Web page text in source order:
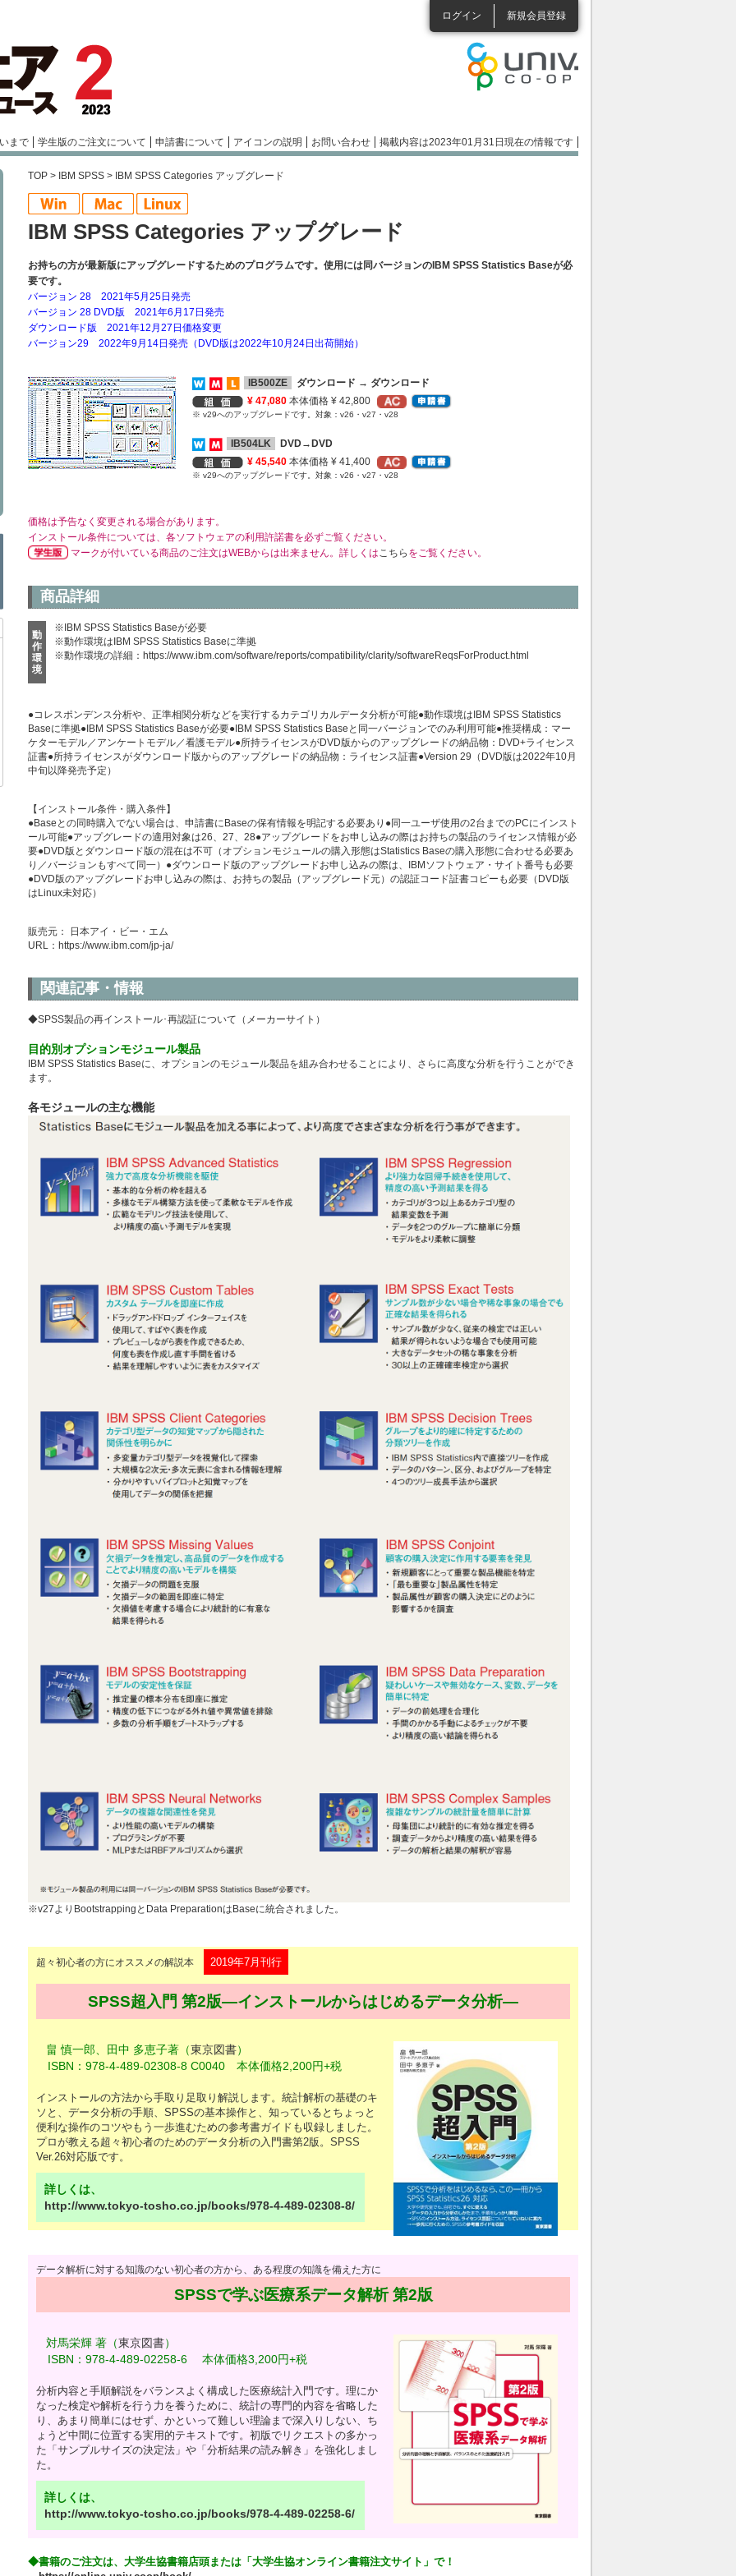
ログイン 新規会員登録
まで 学生版のご注文について 申請書について アイコンの説明 お問い合わせ 掲載内容は2023年01月31日現在の情報です
TOP > IBM SPSS > IBM SPSS Categories アップグレード
IBM SPSS Categories アップグレード
お持ちの方が最新版にアップグレードするためのプログラムです。使用には同バージョンのIBM SPSS Statistics Baseが必
要です。
バージョン 28 2021年5月25日発売
バージョン 28 DVD版 2021年6月17日発売
ダウンロード版 2021年12月27日価格変更
バージョン29 2022年9月14日発売（DVD版は2022年10月24日出荷開始）
IB500ZE
ダウンロード → ダウンロード
¥ 47,080 本体価格 ¥ 42,800
※ v29へのアップグレードです。対象：v26・v27・v28
IB504LK
DVD→DVD
¥ 45,540 本体価格 ¥ 41,400
※ v29へのアップグレードです。対象：v26・v27・v28
価格は予告なく変更される場合があります。
インストール条件については、各ソフトウェアの利用許諾書を必ずご覧ください。
マークが付いている商品のご注文はWEBからは出来ません。詳しくはこちら をご覧ください。
商品詳細
動
作
環
境
※IBM SPSS Statistics Baseが必要
※動作環境はIBM SPSS Statistics Baseに準拠
※動作環境の詳細： https://www.ibm.com/software/reports/compatibility/clarity/softwareReqsForProduct.html
●コレスポンデンス分析や、正準相関分析などを実行するカテゴリカルデータ分析が可能●動作環境はIBM SPSS Statistics
Baseに準拠●IBM SPSS Statistics Baseが必要●IBM SPSS Statistics Baseと同一バージョンでのみ利用可能●推奨構成：マー
ケターモデル／アンケートモデル／看護モデル●所持ライセンスがDVD版からのアップグレードの納品物：DVD+ライセンス
証書●所持ライセンスがダウンロード版からのアップグレードの納品物：ライセンス証書●Version 29（DVD版は2022年10月
中旬以降発売予定）
【インストール条件・購入条件】
●Baseとの同時購入でない場合は、申請書にBaseの保有情報を明記する必要あり●同一ユーザ使用の2台までのPCにインスト
ール可能●アップグレードの適用対象は26、27、28●アップグレードをお申し込みの際はお持ちの製品のライセンス情報が必
要●DVD版とダウンロード版の混在は不可（オプションモジュールの購入形態はStatistics Baseの購入形態に合わせる必要あ
り／バージョンもすべて同一）●ダウンロード版のアップグレードお申し込みの際は、IBMソフトウェア・サイト番号も必要
●DVD版のアップグレードお申し込みの際は、お持ちの製品（アップグレード元）の認証コード証書コピーも必要（DVD版
はLinux未対応）
販売元： 日本アイ・ビー・エム
URL： https://www.ibm.com/jp-ja/
関連記事・情報
◆SPSS製品の再インストール･再認証について（メーカーサイト）
目的別オプションモジュール製品
IBM SPSS Statistics Baseに、オプションのモジュール製品を組み合わせることにより、さらに高度な分析を行うことができ
ます。
各モジュールの主な機能
※v27よりBootstrappingとData PreparationはBaseに統合されました。
超々初心者の方にオススメの解説本 2019年7月刊行
SPSS超入門 第2版―インストールからはじめるデータ分析―
畠 慎一郎、田中 多恵子著（東京図書）
ISBN：978-4-489-02308-8 C0040 本体価格2,200円+税
インストールの方法から手取り足取り解説します。統計解析の基礎のキ
ソと、データ分析の手順、SPSSの基本操作と、知っているとちょっと
便利な操作のコツやもう一歩進むための参考書ガイドも収録しました。
プロが教える超々初心者のためのデータ分析の入門書第2版。SPSS
Ver.26対応版です。
詳しくは、
http://www.tokyo-tosho.co.jp/books/978-4-489-02308-8/
データ解析に対する知識のない初心者の方から、ある程度の知識を備えた方に
SPSSで学ぶ医療系データ解析 第2版
対馬栄輝 著（東京図書）
ISBN：978-4-489-02258-6 本体価格3,200円+税
分析内容と手順解説をバランスよく構成した医療統計入門です。理にか
なった検定や解析を行う力を養うために、統計の専門的内容を省略した
り、あまり簡単にはせず、かといって難しい理論まで深入りしない、ち
ょうど中間に位置する実用的テキストです。初版でリクエストの多かっ
た「サンプルサイズの決定法」や「分析結果の読み解き」を強化しまし
た。
詳しくは、
http://www.tokyo-tosho.co.jp/books/978-4-489-02258-6/
◆書籍のご注文は、大学生協書籍店頭または「大学生協オンライン書籍注文サイト」で！